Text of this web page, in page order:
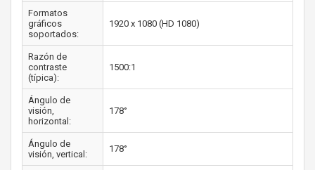
Formatos
gráficos
soportados:
1920 x 1080 (HD 1080)
Razón de
contraste
(típica):
1500:1
Ángulo de
visión,
horizontal:
178°
Ángulo de
visión, vertical:
178°